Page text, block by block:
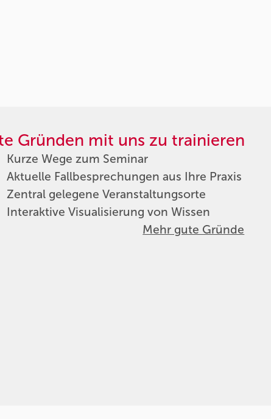
Gründen mit uns zu trainieren
Kurze Wege zum Seminar
Aktuelle Fallbesprechungen aus Ihre Praxis
Zentral gelegene Veranstaltungsorte
Interaktive Visualisierung von Wissen
Mehr gute Gründe